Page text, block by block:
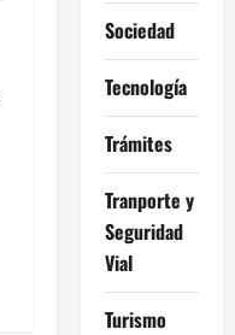
Sociedad
Tecnología
Trámites
Tranporte y
Seguridad
Vial
Turismo